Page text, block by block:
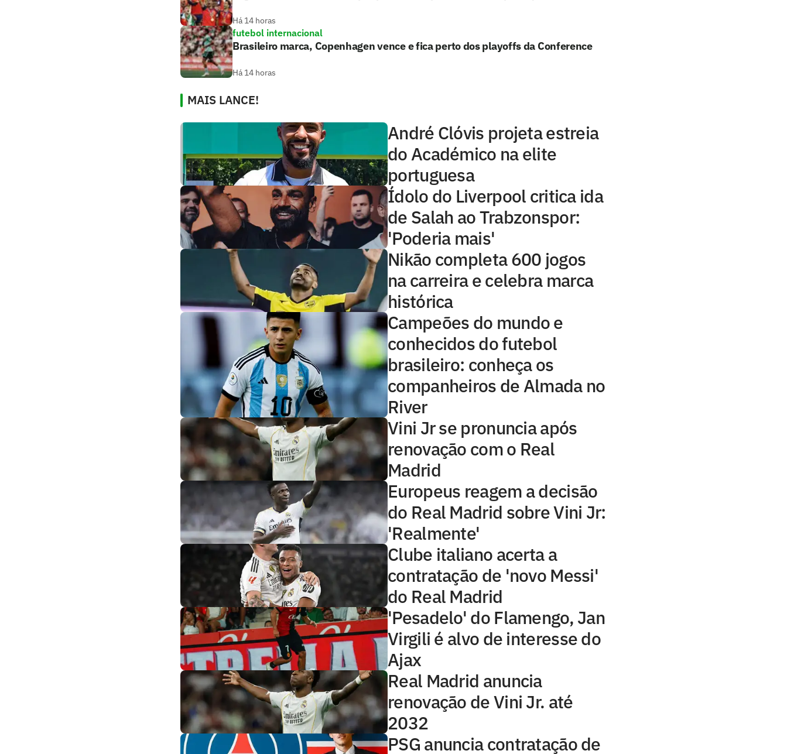
Há 14 horas
futebol internacional
Brasileiro marca, Copenhagen vence e fica perto dos playoffs da Conference
Há 14 horas
MAIS LANCE!
André Clóvis projeta estreia
do Académico na elite
portuguesa
Ídolo do Liverpool critica ida
de Salah ao Trabzonspor:
'Poderia mais'
Nikão completa 600 jogos
na carreira e celebra marca
histórica
Campeões do mundo e
conhecidos do futebol
brasileiro: conheça os
companheiros de Almada no
River
Vini Jr se pronuncia após
renovação com o Real
Madrid
Europeus reagem a decisão
do Real Madrid sobre Vini Jr:
'Realmente'
Clube italiano acerta a
contratação de 'novo Messi'
do Real Madrid
'Pesadelo' do Flamengo, Jan
Virgili é alvo de interesse do
Ajax
Real Madrid anuncia
renovação de Vini Jr. até
2032
PSG anuncia contratação de